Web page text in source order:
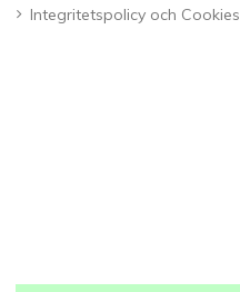
Integritetspolicy och Cookies